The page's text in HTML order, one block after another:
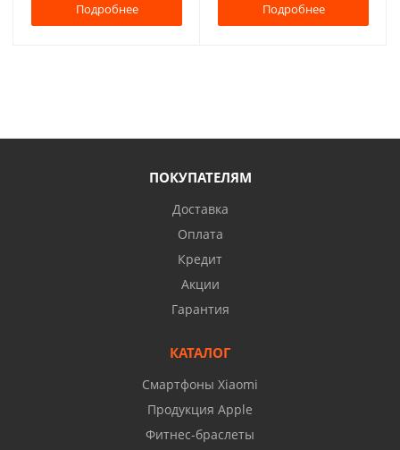
Подробнее Подробнее
ПОКУПАТЕЛЯМ
Доставка
Оплата
Кредит
Акции
Гарантия
КАТАЛОГ
Смартфоны Xiaomi
Продукция Apple
Фитнес-браслеты